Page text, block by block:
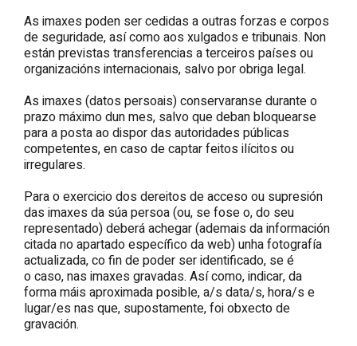
As imaxes poden ser cedidas a outras forzas e corpos
de seguridade, así como aos xulgados e tribunais. Non
están previstas transferencias a terceiros países ou
organizacións internacionais, salvo por obriga legal.
As imaxes (datos persoais) conservaranse durante o
prazo máximo dun mes, salvo que deban bloquearse
para a posta ao dispor das autoridades públicas
competentes, en caso de captar feitos ilícitos ou
irregulares.
Para o exercicio dos dereitos de acceso ou supresión
das imaxes da súa persoa (ou, se fose o, do seu
representado) deberá achegar (ademais da información
citada no apartado específico da web) unha fotografía
actualizada, co fin de poder ser identificado, se é
o caso, nas imaxes gravadas. Así como, indicar, da
forma máis aproximada posible, a/s data/s, hora/s e
lugar/es nas que, supostamente, foi obxecto de
gravación.